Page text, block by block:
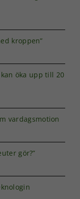
kroppen”
öka upp till 20
vardagsmotion
gör?”
vår
så